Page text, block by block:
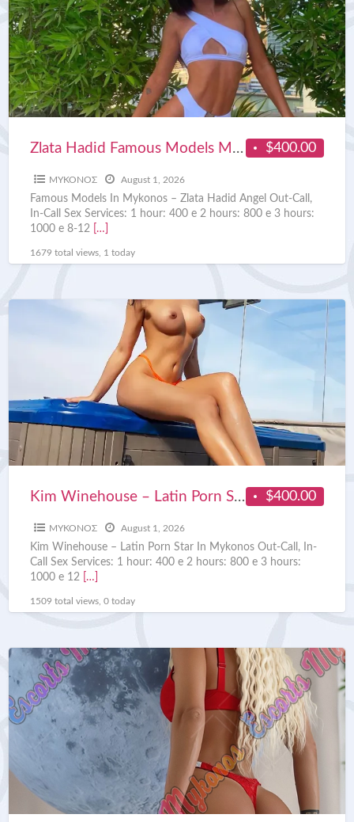
$400.00
Zlata Hadid Famous Models Mykonos
ΜΥΚΟΝΟΣ August 1, 2026
Famous Models In Mykonos – Zlata Hadid Angel Out-Call,
In-Call Sex Services: 1 hour: 400 e 2 hours: 800 e 3 hours:
1000 e 8-12
[…]
1679 total views, 1 today
$400.00
Kim Winehouse – Latin Porn Star In Mykonos
ΜΥΚΟΝΟΣ August 1, 2026
Kim Winehouse – Latin Porn Star In Mykonos Out-Call, In-
Call Sex Services: 1 hour: 400 e 2 hours: 800 e 3 hours:
1000 e 12
[…]
1509 total views, 0 today